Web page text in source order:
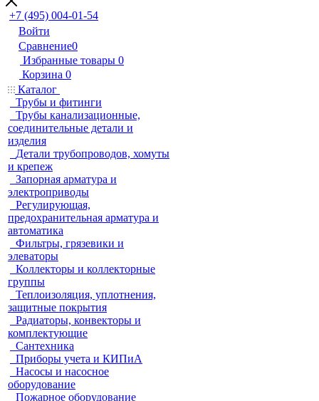
+7 (495) 004-01-54
Войти
Сравнение0
Избранные товары 0
Корзина 0
Каталог
Трубы и фитинги
Трубы канализационные,
соединительные детали и
изделия
Детали трубопроводов, хомуты
и крепеж
Запорная арматура и
электроприводы
Регулирующая,
предохранительная арматура и
автоматика
Фильтры, грязевики и
элеваторы
Коллекторы и коллекторные
группы
Теплоизоляция, уплотнения,
защитные покрытия
Радиаторы, конвекторы и
комплектующие
Сантехника
Приборы учета и КИПиА
Насосы и насосное
оборудование
Пожарное оборудование